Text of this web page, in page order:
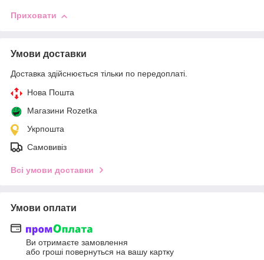
Приховати
Умови доставки
Доставка здійснюється тільки по передоплаті.
Нова Пошта
Магазини Rozetka
Укрпошта
Самовивіз
Всі умови доставки
Умови оплати
Ви отримаєте замовлення
або гроші повернуться на вашу картку